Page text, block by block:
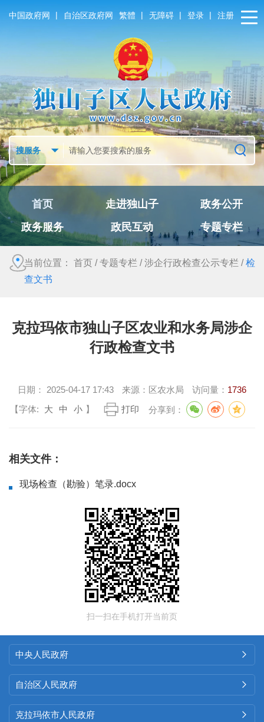
中国政府网 | 自治区政府网 繁體 | 无障碍 | 登录 | 注册
首页 走进独山子
政务公开
政务服务
政民互动 专题专栏
当前位置： 首页 /专题专栏 /涉企行政检查公示专栏 /检
查文书
克拉玛依市独山子区农业和水务局涉企
行政检查文书
日期： 2025-04-17 17:43 来源： 区农水局 访问量： 1736
【字体:
大 中 小 】 打印 分享到：
相关文件：
现场检查（勘验）笔录.docx
扫一扫在手机打开当前页
中央人民政府 
自治区人民政府 
克拉玛依市人民政府 